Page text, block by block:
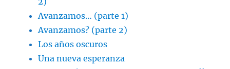
Avanzamos… (parte 1)
Avanzamos? (parte 2)
Los años oscuros
Una nueva esperanza